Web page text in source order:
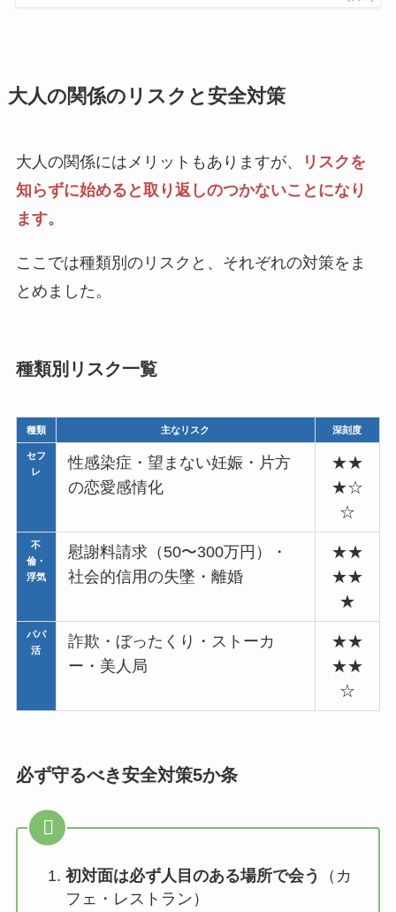
大人の関係のリスクと安全対策
大人の関係にはメリットもありますが、
リスクを
知らずに始めると取り返しのつかないことになり
ます。
ここでは種類別のリスクと、それぞれの対策をま
とめました。
種類別リスク一覧
種類 主なリスク 深刻度
セフ
レ
性感染症・望まない妊娠・片方
の恋愛感情化
★★
★☆
☆
不
倫・
浮気
慰謝料請求（50〜300万円）・
社会的信用の失墜・離婚
★★
★★
★
パパ
活
詐欺・ぼったくり・ストーカ
ー・美人局
★★
★★
☆
必ず守るべき安全対策5か条
初対面は必ず人目のある場所で会う
（カ
フェ・レストラン）